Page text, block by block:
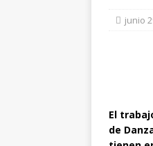
junio
El
de